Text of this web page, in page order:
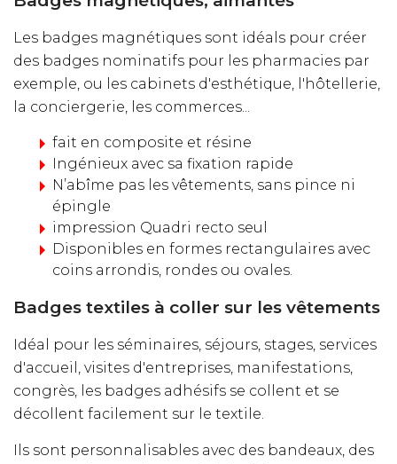
Les badges magnétiques sont idéals pour créer
des badges nominatifs pour les pharmacies par
exemple, ou les cabinets d'esthétique, l'hôtellerie,
la conciergerie, les commerces...
fait en composite et résine
Ingénieux avec sa fixation rapide
N’abîme pas les vêtements, sans pince ni
épingle
impression Quadri recto seul
Disponibles en formes rectangulaires avec
coins arrondis, rondes ou ovales.
Badges textiles à coller sur les vêtements
Idéal pour les séminaires, séjours, stages, services
d'accueil, visites d'entreprises, manifestations,
congrès, les badges adhésifs se collent et se
décollent facilement sur le textile.
Ils sont personnalisables avec des bandeaux, des